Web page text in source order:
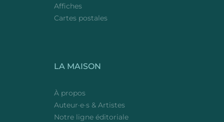
Affiches
Cartes postales
LA MAISON
À propos
Auteur·e·s & Artistes
Notre ligne éditoriale